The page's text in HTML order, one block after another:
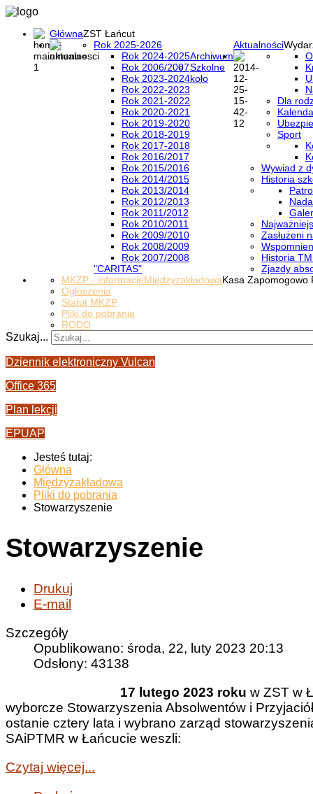
GłównaZST Łańcut
Aktualności
Rok 2025-2026
Archiwum
Rok 2024-2025
Rok 2006/2007
Rok 2023-2024
Rok 2022-2023
Rok 2021-2022
Rok 2020-2021
Rok 2019-2020
Rok 2018-2019
Rok 2017-2018
Rok 2016/2017
Rok 2015/2016
Rok 2014/2015
Rok 2013/2014
Rok 2012/2013
Rok 2011/2012
Rok 2010/2011
Rok 2009/2010
Rok 2008/2009
Rok 2007/2008
Szkolne
koło
"CARITAS"
Dla
Sport
Wywiad z
Historia
Zasłużeni
Historia
Zjazdy
MiędzyzakładowaKasa Zapomogowo
MKZP - informacje
Ogłoszenia
Statut MKZP
Pliki do pobrania
RODO
Szukaj...
Dziennik elektroniczny Vulcan
Office 365
Plan lekcji
EPUAP
Jesteś tutaj:
Główna
Międzyzakładowa
Pliki do pobrania
Stowarzyszenie
Stowarzyszenie
Drukuj
E-mail
Szczegóły
Opublikowano: środa, 22, luty 2023 20:13
Odsłony: 43138
17 lutego 2023 roku w ZST w
wyborcze Stowarzyszenia Absolwentów i
ostanie cztery lata i wybrano zarząd
SAiPTMR w Łańcucie weszli:
Czytaj więcej...